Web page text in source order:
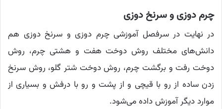
چرم دوزی و سرنخ دوزی
در نهایت در سرفصل آموزشی چرم دوزی و سرنخ دوزی هم
دانش‌های مختلف روش دوخت هفت و هشتی چرم، روش
دوخت رفت و برگشت چرم، روش دوخت شتر گلو، روش سرنخ
زدن ساده از رو با قیچی و از پشت و رو با درفش و بسیاری از
موارد دیگر آموزش داده می‌شود.